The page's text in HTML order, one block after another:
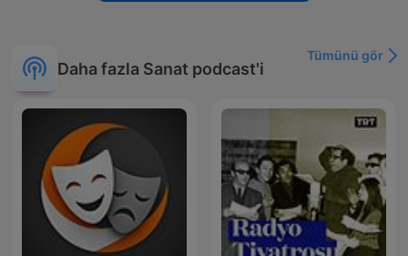
Daha fazla Sanat podcast'i
Tümünü gör